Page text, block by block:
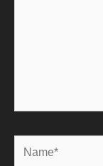
Name*